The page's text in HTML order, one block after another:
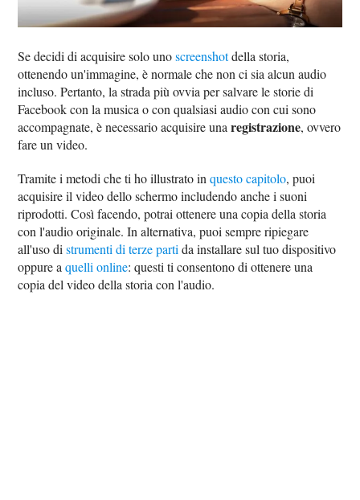
Se decidi di acquisire solo unoscreenshotdella storia,
ottenendo un'immagine, è normale che non ci sia alcun audio
incluso. Pertanto, la strada più ovvia per salvare le storie di
Facebook con la musica o con qualsiasi audio con cui sono
accompagnate, è necessario acquisire unaregistrazione, ovvero
fare un video.
Tramite i metodi che ti ho illustrato inquesto capitolo, puoi
acquisire il video dello schermo includendo anche i suoni
riprodotti. Così facendo, potrai ottenere una copia della storia
con l'audio originale. In alternativa, puoi sempre ripiegare
all'uso distrumenti di terze parti da installare sul tuo dispositivo
oppure aquelli online: questi ti consentono di ottenere una
copia del video della storia con l'audio.